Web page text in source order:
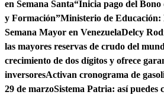
en Semana Santa“Inicia pago del
y Formación”Ministerio de Educación:
Semana Mayor en VenezuelaDelcy
las mayores reservas de crudo del
crecimiento de dos dígitos y ofrece
inversoresActivan cronograma de
29 de marzoSistema Patria: así puedes